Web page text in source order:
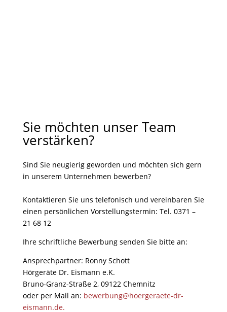
Sie möchten unser Team
verstärken?
Sind Sie neugierig geworden und möchten sich gern
in unserem Unternehmen bewerben?
Kontaktieren Sie uns telefonisch und vereinbaren Sie
einen persönlichen Vorstellungstermin: Tel. 0371 –
21 68 12
Ihre schriftliche Bewerbung senden Sie bitte an:
Ansprechpartner: Ronny Schott
Hörgeräte Dr. Eismann e.K.
Bruno-Granz-Straße 2, 09122 Chemnitz
oder per Mail an: bewerbung@hoergeraete-dr-
eismann.de.